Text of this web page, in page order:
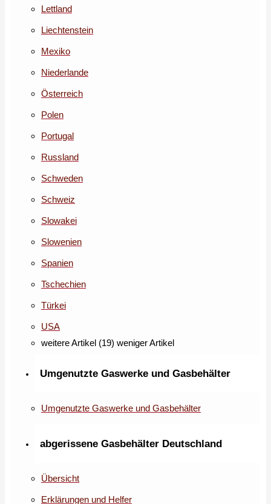
Lettland
Liechtenstein
Mexiko
Niederlande
Österreich
Polen
Portugal
Russland
Schweden
Schweiz
Slowakei
Slowenien
Spanien
Tschechien
Türkei
USA
weitere Artikel (19) weniger Artikel
Umgenutzte Gaswerke und Gasbehälter
Umgenutzte Gaswerke und Gasbehälter
abgerissene Gasbehälter Deutschland
Übersicht
Erklärungen und Helfer